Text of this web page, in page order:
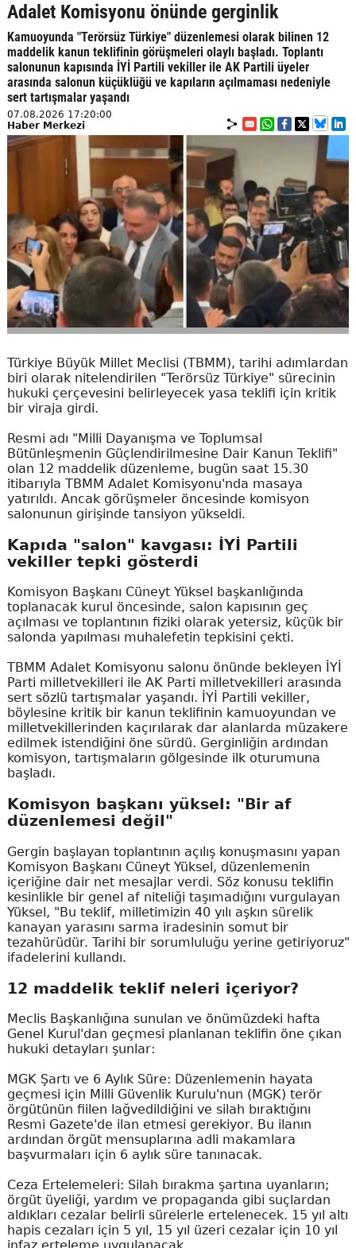
Adalet Komisyonu önünde gerginlik
Kamuoyunda "Terörsüz Türkiye" düzenlemesi olarak bilinen 12
maddelik kanun teklifinin görüşmeleri olaylı başladı. Toplantı
salonunun kapısında İYİ Partili vekiller ile AK Partili üyeler
arasında salonun küçüklüğü ve kapıların açılmaması nedeniyle
sert tartışmalar yaşandı
07.08.2026 17:20:00
Haber Merkezi
Türkiye Büyük Millet Meclisi (TBMM), tarihi adımlardan
biri olarak nitelendirilen "Terörsüz Türkiye" sürecinin
hukuki çerçevesini belirleyecek yasa teklifi için kritik
bir viraja girdi.
Resmi adı "Milli Dayanışma ve Toplumsal
Bütünleşmenin Güçlendirilmesine Dair Kanun Teklifi"
olan 12 maddelik düzenleme, bugün saat 15.30
itibarıyla TBMM Adalet Komisyonu'nda masaya
yatırıldı. Ancak görüşmeler öncesinde komisyon
salonunun girişinde tansiyon yükseldi.
Kapıda "salon" kavgası: İYİ Partili
vekiller tepki gösterdi
Komisyon Başkanı Cüneyt Yüksel başkanlığında
toplanacak kurul öncesinde, salon kapısının geç
açılması ve toplantının fiziki olarak yetersiz, küçük bir
salonda yapılması muhalefetin tepkisini çekti.
TBMM Adalet Komisyonu salonu önünde bekleyen İYİ
Parti milletvekilleri ile AK Parti milletvekilleri arasında
sert sözlü tartışmalar yaşandı. İYİ Partili vekiller,
böylesine kritik bir kanun teklifinin kamuoyundan ve
milletvekillerinden kaçırılarak dar alanlarda müzakere
edilmek istendiğini öne sürdü. Gerginliğin ardından
komisyon, tartışmaların gölgesinde ilk oturumuna
başladı.
Komisyon başkanı yüksel: "Bir af
düzenlemesi değil"
Gergin başlayan toplantının açılış konuşmasını yapan
Komisyon Başkanı Cüneyt Yüksel, düzenlemenin
içeriğine dair net mesajlar verdi. Söz konusu teklifin
kesinlikle bir genel af niteliği taşımadığını vurgulayan
Yüksel, "Bu teklif, milletimizin 40 yılı aşkın sürelik
kanayan yarasını sarma iradesinin somut bir
tezahürüdür. Tarihi bir sorumluluğu yerine getiriyoruz"
ifadelerini kullandı.
12 maddelik teklif neleri içeriyor?
Meclis Başkanlığına sunulan ve önümüzdeki hafta
Genel Kurul'dan geçmesi planlanan teklifin öne çıkan
hukuki detayları şunlar:
MGK Şartı ve 6 Aylık Süre: Düzenlemenin hayata
geçmesi için Milli Güvenlik Kurulu'nun (MGK) terör
örgütünün fiilen lağvedildiğini ve silah bıraktığını
Resmi Gazete'de ilan etmesi gerekiyor. Bu ilanın
ardından örgüt mensuplarına adli makamlara
başvurmaları için 6 aylık süre tanınacak.
Ceza Ertelemeleri: Silah bırakma şartına uyanların;
örgüt üyeliği, yardım ve propaganda gibi suçlardan
aldıkları cezalar belirli sürelerle ertelenecek. 15 yıl altı
hapis cezaları için 5 yıl, 15 yıl üzeri cezalar için 10 yıl